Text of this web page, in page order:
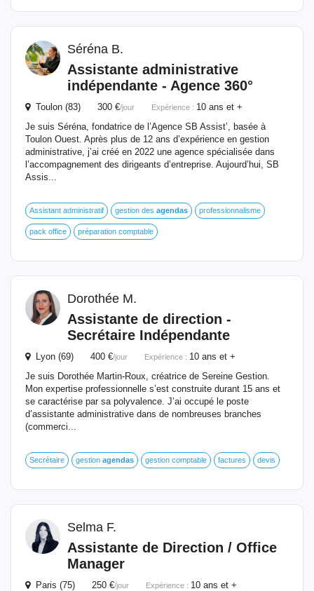
Séréna B.
Assistante administrative
indépendante - Agence 360°
Toulon (83) 300 €/jour Expérience : 10 ans et +
Je suis Séréna, fondatrice de l’Agence SB Assist’, basée à
Toulon Ouest. Après plus de 12 ans d’expérience en gestion
administrative, j’ai créé en 2022 une agence spécialisée dans
l’accompagnement des dirigeants d’entreprise. Aujourd’hui, SB
Assis...
Assistant administratif gestion des agendas professionnalisme
pack office préparation comptable
Dorothée M.
Assistante de direction -
Secrétaire Indépendante
Lyon (69) 400 €/jour Expérience : 10 ans et +
Je suis Dorothée Martin-Roux, créatrice de Sereine Gestion.
Mon expertise professionnelle s’est construite durant 15 ans et
se caractérise par sa polyvalence. J’ai occupé le poste
d’assistante administrative dans de nombreuses branches
(commerci...
Secrétaire gestion agendas gestion comptable factures devis
Selma F.
Assistante de Direction / Office
Manager
Paris (75) 250 €/jour Expérience : 10 ans et +